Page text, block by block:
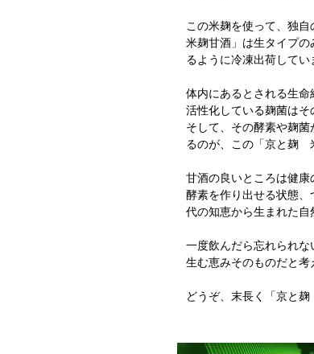
この米麹を使って、独
米麹甘酒」は生タイプ
るように冷凍出荷してい
体内にあるとされる生命
活性化している麹菌はそ
そして、その酵素や麹
るのが、この「京と麹
甘酒の良いところは健
酵素を作り出せる状態
代の知恵から生まれた自
一度飲んだら忘れられ
生む恵みそのものだと考
どうぞ、末長く「京と